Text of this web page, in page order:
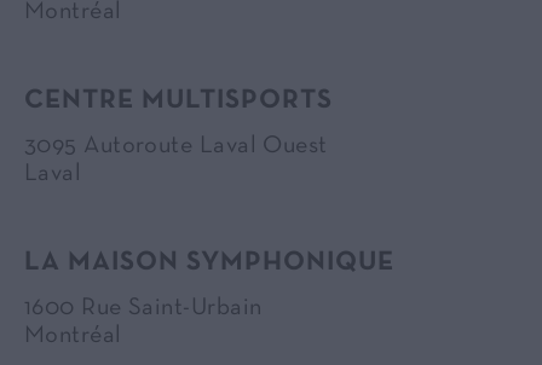
Montréal
CENTRE MULTISPORTS
3095 Autoroute Laval Ouest
Laval
LA MAISON SYMPHONIQUE
1600 Rue Saint-Urbain
Montréal